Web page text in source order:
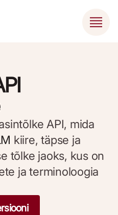
API, mida
kiire, täpse ja
tõlke jaoks, kus on
ja terminoloogia